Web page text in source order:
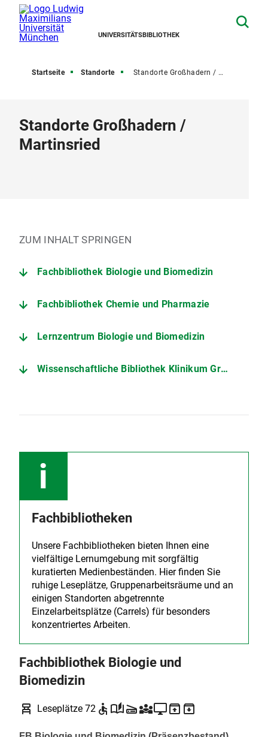
UNIVERSITÄTSBIBLIOTHEK
Startseite Standorte Standorte Großhadern / Martinsried
Standorte Großhadern /
Martinsried
ZUM INHALT SPRINGEN
Fachbibliothek Biologie und Biomedizin
Fachbibliothek Chemie und Pharmazie
Lernzentrum Biologie und Biomedizin
Wissenschaftliche Bibliothek Klinikum Großhadern
Fachbibliotheken
Unsere Fachbibliotheken bieten Ihnen eine
vielfältige Lernumgebung mit sorgfältig
kuratierten Medienbeständen. Hier finden Sie
ruhige Leseplätze, Gruppenarbeitsräume und an
einigen Standorten abgetrennte
Einzelarbeitsplätze (Carrels) für besonders
konzentriertes Arbeiten.
Fachbibliothek Biologie und
Biomedizin
chair_alt Leseplätze 72 accessible auto_storiesscannerdiversity_3desktop_windowsunarchive archive